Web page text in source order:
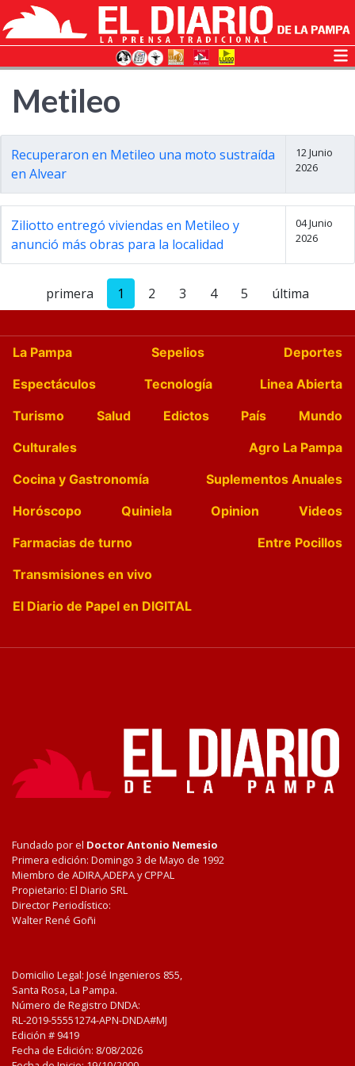
Metileo
Recuperaron en Metileo una moto sustraída
en Alvear
12 Junio
2026
Ziliotto entregó viviendas en Metileo y
anunció más obras para la localidad
04 Junio
2026
primera 1 2 3 4 5 última
La Pampa Sepelios
Deportes
Espectáculos
Tecnología
Linea Abierta
Turismo
Salud Edictos País
Mundo
Culturales
Agro La Pampa
Cocina y Gastronomía
Suplementos Anuales
Horóscopo
Quiniela Opinion
Videos
Farmacias de turno
Entre Pocillos
Transmisiones en vivo
El Diario de Papel en DIGITAL
Fundado por el Doctor Antonio Nemesio
Primera edición: Domingo 3 de Mayo de 1992
Miembro de ADIRA,ADEPA y CPPAL
Propietario: El Diario SRL
Director Periodístico:
Walter René Goñi
Domicilio Legal: José Ingenieros 855,
Santa Rosa, La Pampa.
Número de Registro DNDA:
RL-2019-55551274-APN-DNDA#MJ
Edición # 9419
Fecha de Edición: 8/08/2026